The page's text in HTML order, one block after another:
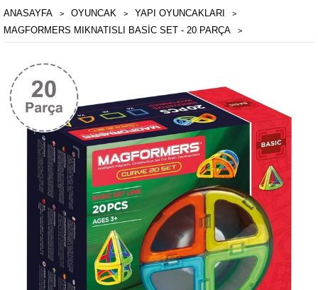
ANASAYFA OYUNCAK
YAPI OYUNCAKLARI
MAGFORMERS MIKNATISLI BASIC SET - 20 PARÇA